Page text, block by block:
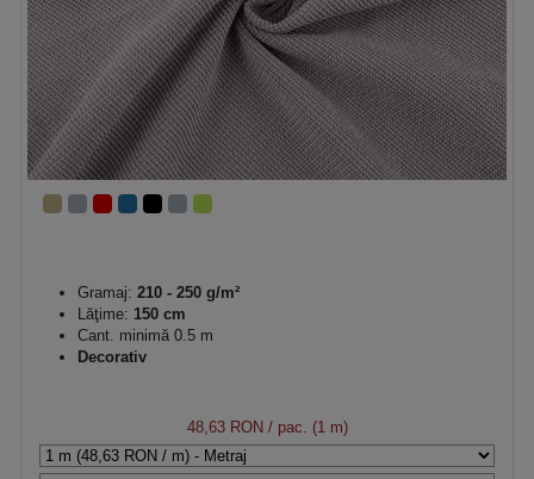
Gramaj: 210 - 250 g/m²
Lăţime: 150 cm
Cant. minimă 0.5 m
Decorativ
48,63 RON/ pac. (1 m)